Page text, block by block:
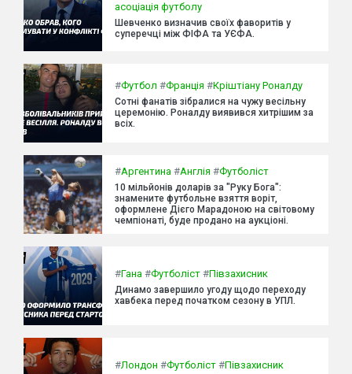
асоціація футболу
Шевченко визначив своїх фаворитів у
суперечці між ФІФА та УЄФА.
#Футбол #Франція #Кріштіану Роналду
Сотні фанатів зібралися на чужу весільну
церемонію. Роналду виявився хитрішим за
всіх.
#Аргентина #Англія #Футболіст
10 мільйонів доларів за "Руку Бога":
знамените футбольне взяття воріт,
оформлене Дієго Марадоною на світовому
чемпіонаті, буде продано на аукціоні.
#Гана #Футболіст #Півзахисник
Динамо завершило угоду щодо переходу
хавбека перед початком сезону в УПЛ.
#Лондон #Футболіст #Півзахисник